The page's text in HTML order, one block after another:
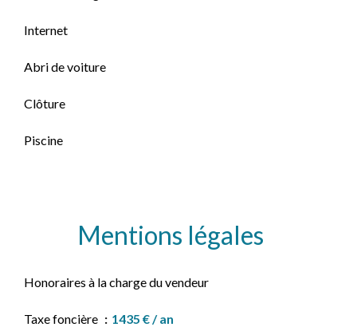
Internet
Abri de voiture
Clôture
Piscine
Mentions légales
Honoraires à la charge du vendeur
Taxe foncière 1435 € / an